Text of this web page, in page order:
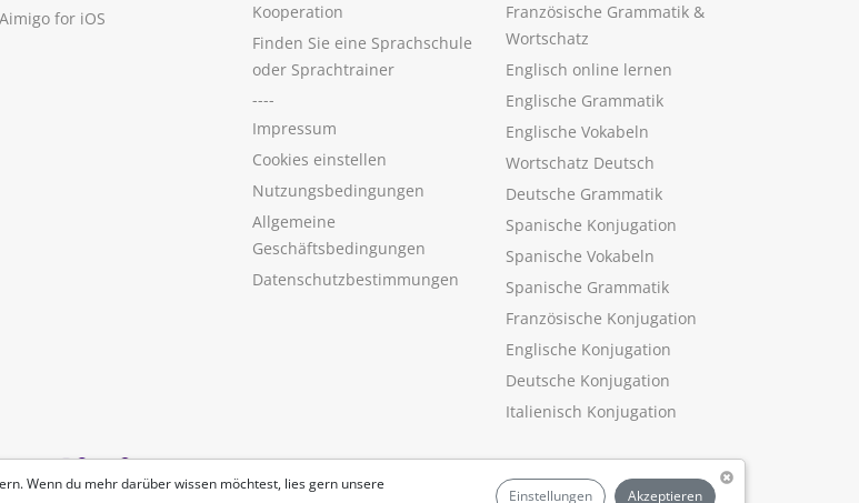
Wenn du mehr darüber wissen möchtest, lies gern unsere
Einstellungen Akzeptieren
Aimigo for iOS
Kooperation
Finden Sie eine Sprachschule
oder Sprachtrainer
----
Impressum
Cookies einstellen
Nutzungsbedingungen
Allgemeine
Geschäftsbedingungen
Datenschutzbestimmungen
Französische Grammatik &
Wortschatz
Englisch online lernen
Englische Grammatik
Englische Vokabeln
Wortschatz Deutsch
Deutsche Grammatik
Spanische Konjugation
Spanische Vokabeln
Spanische Grammatik
Französische Konjugation
Englische Konjugation
Deutsche Konjugation
Italienisch Konjugation